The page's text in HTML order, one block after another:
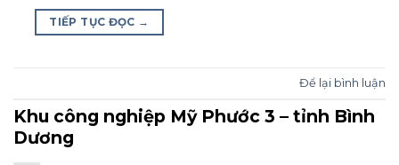
TIẾP TỤC ĐỌC →
Để lại bình luận
Khu công nghiệp Mỹ Phước 3 – tỉnh Bình
Dương